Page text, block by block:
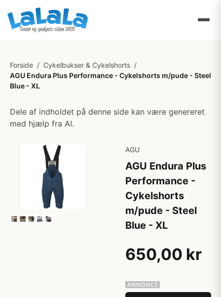
Forside / Cykelbukser & Cykelshorts /
AGU Endura Plus Performance - Cykelshorts m/pude - Steel
Blue - XL
Dele af indholdet på denne side kan være genereret
med hjælp fra AI.
AGU
AGU Endura Plus
Performance -
Cykelshorts
m/pude - Steel
Blue - XL
650,00 kr